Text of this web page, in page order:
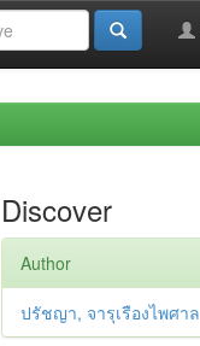
Discover
Author
ปรัชญา, จารุเรืองไพศาล